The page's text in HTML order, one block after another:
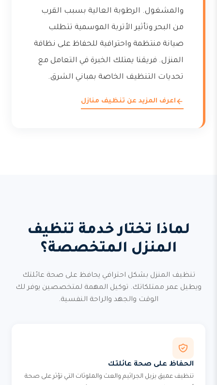
والمشغول. الرطوبة العالية بسبب القرب
من البحر وتأثير الأتربة الموسمية تتطلب
صيانة منتظمة واحترافية للحفاظ على نظافة
المنزل. فريقنا يمتلك الخبرة في التعامل مع
تحديات التنظيف الخاصة بمباني الشرق.
اعرف المزيد عن تنظيف منازل
لماذا تختار خدمة تنظيف
المنزل المتخصصة؟
تنظيف المنزل بشكل احترافي يحافظ على صحة عائلتك
ويطيل عمر ممتلكاتك. توكيل المهمة لمتخصصين يوفر لك
الوقت والجهد والراحة النفسية.
الحفاظ على صحة عائلتك
تنظيف عميق يزيل الجراثيم والعث والملوثات التي تؤثر على صحة